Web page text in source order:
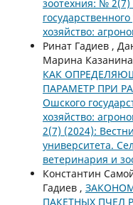
зоотехния: №
хозяйство:
Ринат Гадиев ,
Марина
КАК
ПАРАМЕТР ПРИ
Ошского
хозяйство:
2(7) (2024):
университета.
ветеринария и
Константин
Гадиев ,
ПАКЕТНЫХ ПЧЕЛ